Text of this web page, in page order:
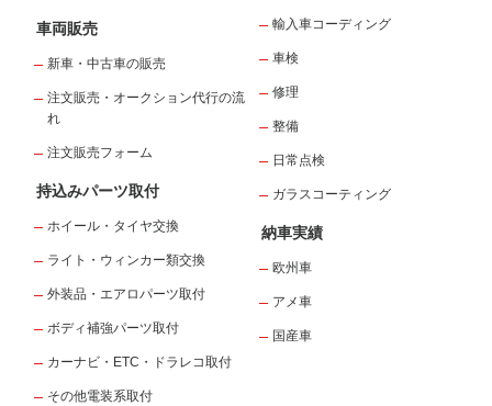
車両販売
新車・中古車の販売
注文販売・オークション代行の流
れ
注文販売フォーム
持込みパーツ取付
ホイール・タイヤ交換
ライト・ウィンカー類交換
外装品・エアロパーツ取付
ボディ補強パーツ取付
カーナビ・ETC・ドラレコ取付
その他電装系取付
輸入車コーディング
車検
修理
整備
日常点検
ガラスコーティング
納車実績
欧州車
アメ車
国産車